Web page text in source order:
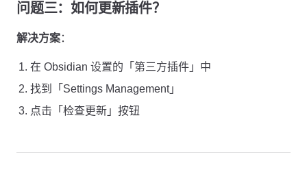
问题三：如何更新插件？
解决方案：
在 Obsidian 设置的「第三方插件」中
找到「Settings Management」
点击「检查更新」按钮